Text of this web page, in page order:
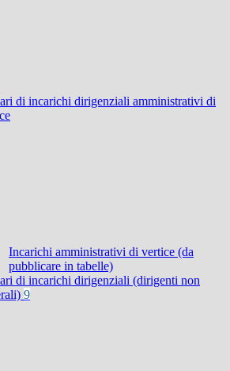
di incarichi dirigenziali amministrativi di
Incarichi amministrativi di vertice (da
pubblicare in tabelle)
di incarichi dirigenziali (dirigenti non
9